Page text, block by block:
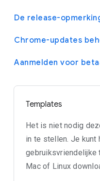
De release-
Chrome-updates
Aanmelden voor
Templates
Het is niet nodig
in te stellen. Je kunt
gebruiksvriendelijke
Mac of Linux